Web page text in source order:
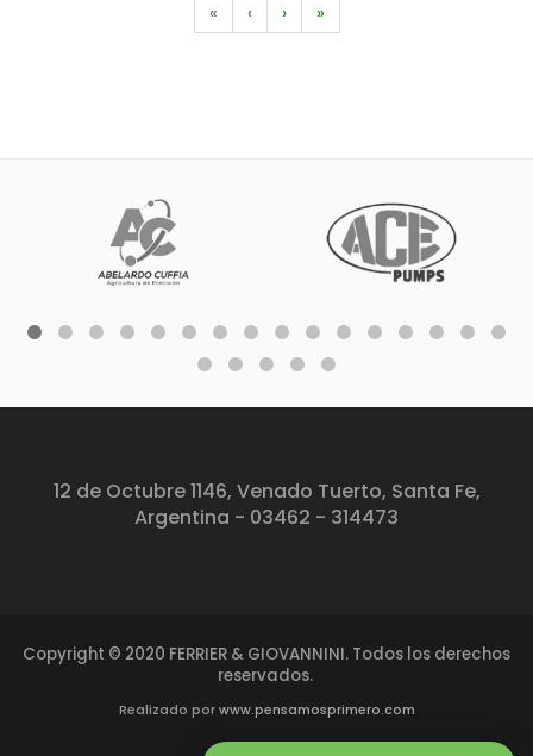
« ‹ › »
12 de Octubre 1146, Venado Tuerto, Santa Fe,
Argentina - 03462 - 314473
Copyright © 2020 FERRIER & GIOVANNINI. Todos los derechos
reservados.
Realizado por www.pensamosprimero.com